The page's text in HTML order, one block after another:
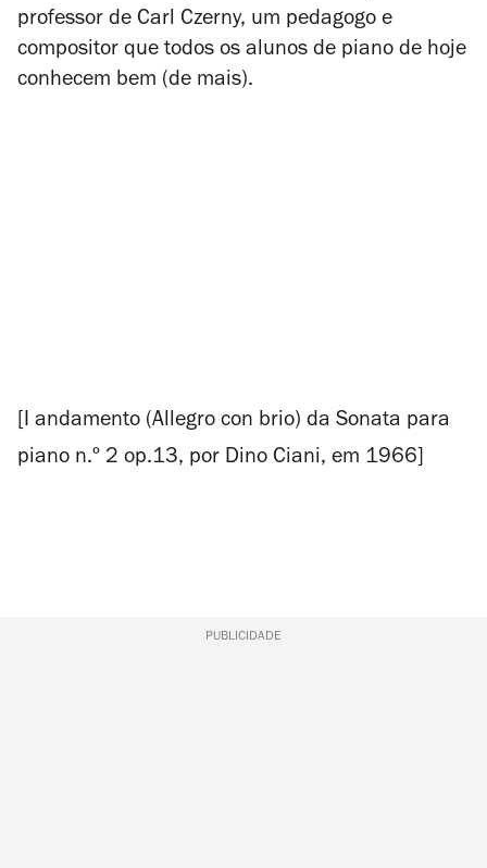
professor de Carl Czerny, um pedagogo e
compositor que todos os alunos de piano de hoje
conhecem bem (de mais).
[I andamento (Allegro con brio) da Sonata para
piano n.º 2 op.13, por Dino Ciani, em 1966]
PUBLICIDADE